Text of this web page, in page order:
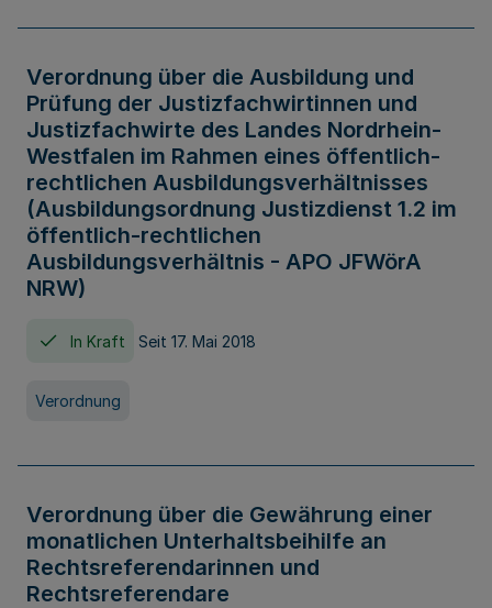
Verordnung über die Ausbildung und
Prüfung der Justizfachwirtinnen und
Justizfachwirte des Landes Nordrhein-
Westfalen im Rahmen eines öffentlich-
rechtlichen Ausbildungsverhältnisses
(Ausbildungsordnung Justizdienst 1.2 im
öffentlich-rechtlichen
Ausbildungsverhältnis - APO JFWörA
NRW)
In Kraft Seit 17. Mai 2018
Verordnung
Verordnung über die Gewährung einer
monatlichen Unterhaltsbeihilfe an
Rechtsreferendarinnen und
Rechtsreferendare